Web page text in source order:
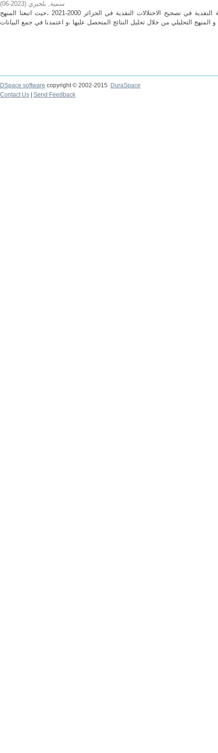
سمية, بلخيري (
2023-06
)
هدفت الدراسة للبحث عن فعالية السياسة النقدية في تصحيح الاختلالات النقدية في الجزائر 2000-2021 ،حيث اتبعنا المنهج
DSpace software copyright © 2002-2015
DuraSpace
Contact Us
Send Feedback